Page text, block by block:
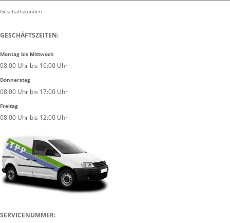
Geschäftskunden
GESCHÄFTSZEITEN:
Montag bis Mittwoch
08:00 Uhr bis 16:00 Uhr
Donnerstag
08:00 Uhr bis 17:00 Uhr
Freitag
08:00 Uhr bis 12:00 Uhr
SERVICENUMMER: